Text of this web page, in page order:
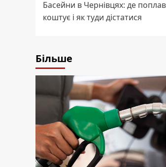
navigation
Басейни в Чернівцях: де
коштує і як туди дістатися
Більше